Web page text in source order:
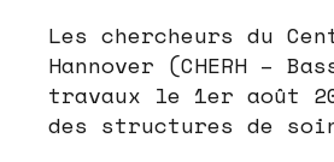
Les chercheurs du
Hannover (CHERH –
travaux le 1er août
des structures de